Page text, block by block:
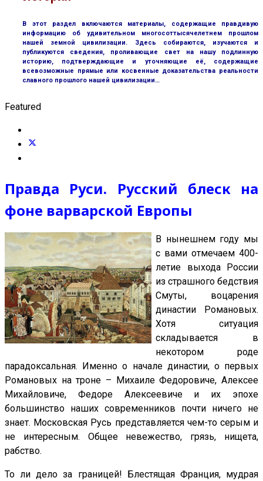
В этот раздел включаются материалы, содержащие правдивую
информацию об удивительном многосоттысячелетнем прошлом
нашей земной цивилизации. Здесь собираются, изучаются и
публикуются сведения, проливающие свет на нашу подлинную
историю, подтверждающие и уточняющие её, содержащие
всевозможные прямые или косвенные доказательства реальности
славного прошлого нашей цивилизации…
Featured
Правда Руси. Русский блеск на
фоне варварской Европы
В нынешнем году мы
с вами отмечаем 400-
летие выхода России
из страшного бедствия
Смуты, воцарения
династии Романовых.
Хотя ситуация
складывается в
некотором роде
парадоксальная. Именно о начале династии, о первых
Романовых на троне – Михаиле Федоровиче, Алексее
Михайловиче, Федоре Алексеевиче и их эпохе
большинство наших современников почти ничего не
знает. Московская Русь представляется чем-то серым и
не интересным. Общее невежество, грязь, нищета,
рабство.
То ли дело за границей! Блестящая Франция, мудрая